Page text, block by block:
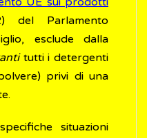
del Parlamento
esclude dalla
tutti i detergenti
privi di una
situazioni